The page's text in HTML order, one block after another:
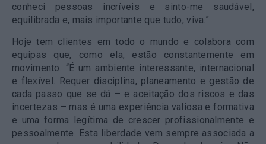
conheci pessoas incríveis e sinto-me saudável,
equilibrada e, mais importante que tudo, viva.”
Hoje tem clientes em todo o mundo e colabora com
equipas que, como ela, estão constantemente em
movimento. “É um ambiente interessante, internacional
e flexível. Requer disciplina, planeamento e gestão de
cada passo que se dá – e aceitação dos riscos e das
incertezas – mas é uma experiência valiosa e formativa
e uma forma legítima de crescer profissionalmente e
pessoalmente. Esta liberdade vem sempre associada a